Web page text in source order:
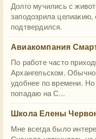
Долго мучились с
заподозрила
подтвердился.
Авиакомпания
По работе часто
Архангельском.
удобнее по времени.
попадаю на С...
Школа Елены
Мне всегда было